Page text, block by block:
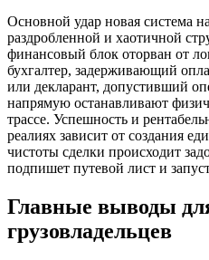
Основной удар новая система
раздробленной и хаотичной
финансовый блок оторван от
бухгалтер, задерживающий
или декларант, допустивший
напрямую останавливают
трассе. Успешность и
реалиях зависит от создания
чистоты сделки происходит
подпишет путевой лист и
Главные выводы
грузовладельцев